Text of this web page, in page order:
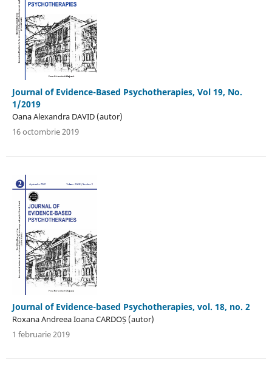
Journal of Evidence-Based Psychotherapies, Vol 19, No.
1/2019
Oana Alexandra DAVID (autor)
16 octombrie 2019
Journal of Evidence-based Psychotherapies, vol. 18, no. 2
Roxana Andreea Ioana CARDOȘ (autor)
1 februarie 2019